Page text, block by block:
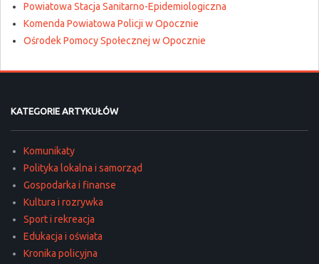
Powiatowa Stacja Sanitarno-Epidemiologiczna
Komenda Powiatowa Policji w Opocznie
Ośrodek Pomocy Społecznej w Opocznie
KATEGORIE ARTYKUŁÓW
Komunikaty
Polityka lokalna i samorząd
Gospodarka i finanse
Kultura i rozrywka
Sport i rekreacja
Edukacja i oświata
Kronika policyjna